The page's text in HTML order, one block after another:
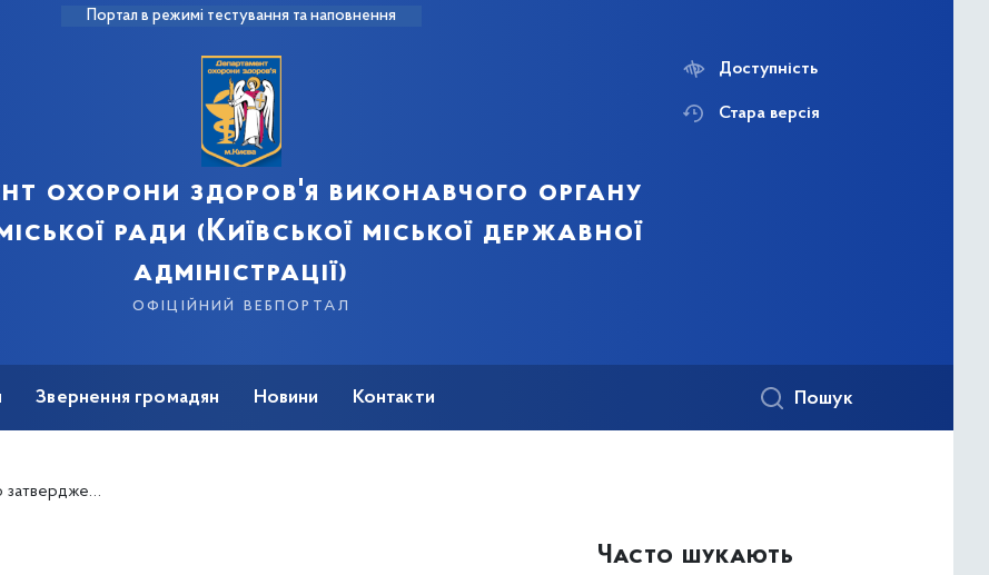
Портал в режимі тестування та наповнення
охорони здоров'я виконавчого органу
ради (Київської міської державної
адміністрації)
офіційний вебпортал
Доступність
Стара версія
Звернення громадян Новини Контакти Пошук
ради (Київської міської державної адміністрації) на 2023 рік
Часто шукають